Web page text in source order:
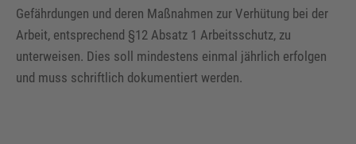
Gefährdungen und deren Maßnahmen zur Verhütung bei der
Arbeit, entsprechend §12 Absatz 1 Arbeitsschutz, zu
unterweisen. Dies soll mindestens einmal jährlich erfolgen
und muss schriftlich dokumentiert werden.